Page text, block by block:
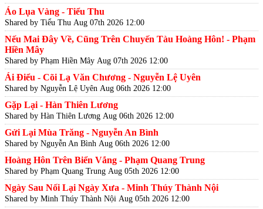
Áo Lụa Vàng - Tiểu Thu
Shared by Tiểu Thu Aug 07th 2026 12:00
Nếu Mai Đây Về, Cũng Trên Chuyến Tàu Hoàng Hôn! - Phạm
Hiền Mây
Shared by Phạm Hiền Mây Aug 07th 2026 12:00
Ái Điểu - Cõi Lạ Văn Chương - Nguyễn Lệ Uyên
Shared by Nguyễn Lệ Uyên Aug 06th 2026 12:00
Gặp Lại - Hàn Thiên Lương
Shared by Hàn Thiên Lương Aug 06th 2026 12:00
Gửi Lại Mùa Trăng - Nguyễn An Bình
Shared by Nguyễn An Bình Aug 06th 2026 12:00
Hoàng Hôn Trên Biển Vắng - Phạm Quang Trung
Shared by Phạm Quang Trung Aug 05th 2026 12:00
Ngày Sau Nối Lại Ngày Xưa - Minh Thúy Thành Nội
Shared by Minh Thúy Thành Nội Aug 05th 2026 12:00